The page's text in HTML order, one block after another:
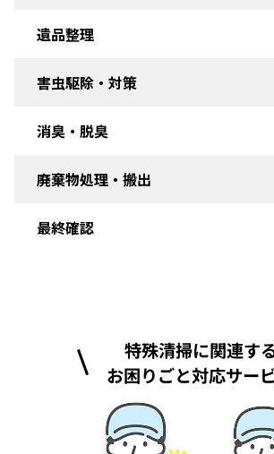
遺品整理
害虫駆除・対策
消臭・脱臭
廃棄物処理・搬出
最終確認
特殊清掃に関連す
お困りごと対応サー